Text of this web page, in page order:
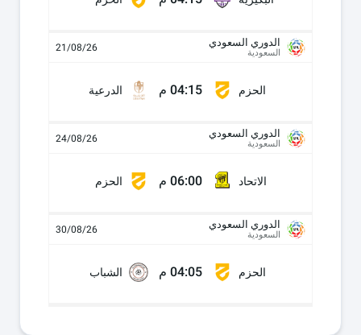
الدوري السعودي
السعودية 21/08/26
الحزم 04:15 م الدرعية
الدوري السعودي
السعودية 24/08/26
الاتحاد 06:00 م الحزم
الدوري السعودي
السعودية 30/08/26
الحزم 04:05 م الشباب